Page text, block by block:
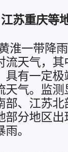
苏重庆等
淮一带降
流天气，
具有一定
天气。监
部、江苏
部分地区
。
可爱值拉满